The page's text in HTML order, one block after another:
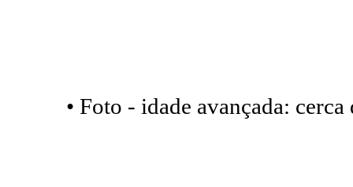
• Foto - idade avançada: cerca